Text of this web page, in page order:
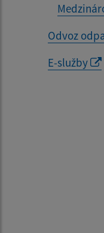
Odvoz
E-služby